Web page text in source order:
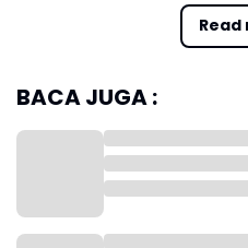
Read
Kepala UPTD PPA
mengatakan pihaknya
tersebut menjadi
diperbincangkan, korban
tekanan sosial dari
BACA JUGA :